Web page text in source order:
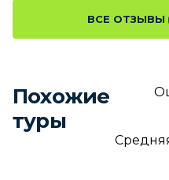
ВСЕ ОТЗЫВЫ
Похожие
туры